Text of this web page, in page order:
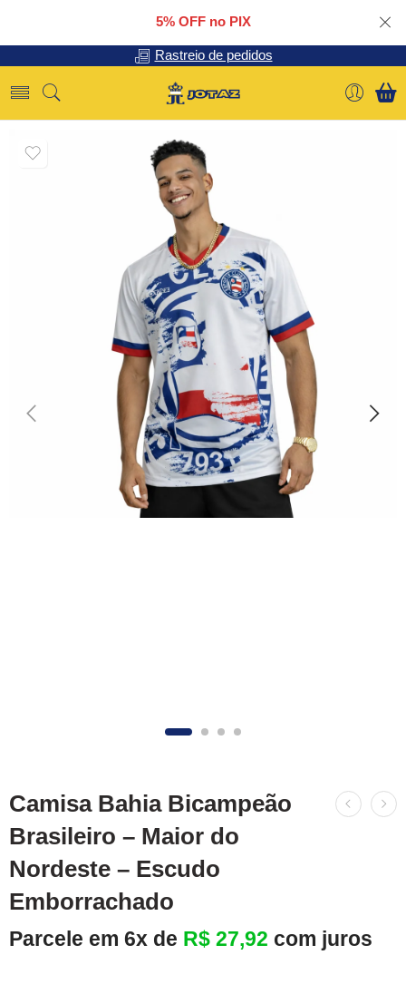
5% OFF no PIX
Rastreio de pedidos
Camisa Bahia Bicampeão
Brasileiro – Maior do
Nordeste – Escudo
Emborrachado
Parcele em 6x de R$ 27,92 com juros